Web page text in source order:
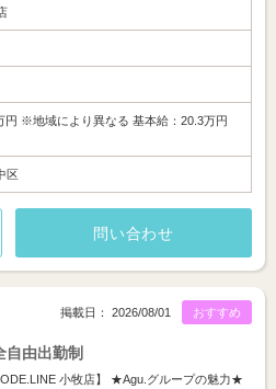
円 ※地域により異なる 基本給：20.3万円
区
問い合わせ
おすすめ
掲載日： 2026/08/01
由出勤制
小牧店】 ★Agu.グループの魅力★